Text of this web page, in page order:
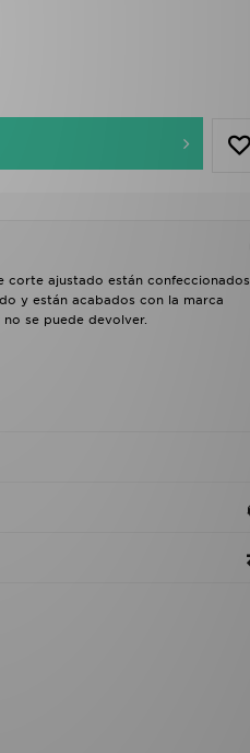
corte ajustado están confeccionados
y están acabados con la marca
se puede devolver.